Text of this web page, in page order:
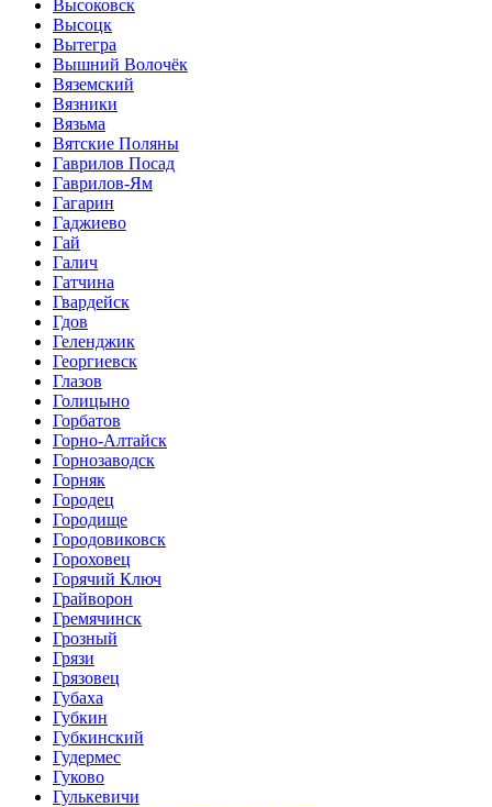
Высоковск
Высоцк
Вытегра
Вышний Волочёк
Вяземский
Вязники
Вязьма
Вятские Поляны
Гаврилов Посад
Гаврилов-Ям
Гагарин
Гаджиево
Гай
Галич
Гатчина
Гвардейск
Гдов
Геленджик
Георгиевск
Глазов
Голицыно
Горбатов
Горно-Алтайск
Горнозаводск
Горняк
Городец
Городище
Городовиковск
Гороховец
Горячий Ключ
Грайворон
Гремячинск
Грозный
Грязи
Грязовец
Губаха
Губкин
Губкинский
Гудермес
Гуково
Гулькевичи